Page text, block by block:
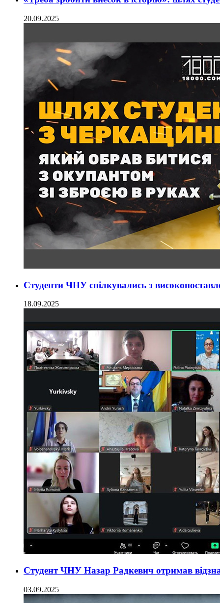
20.09.2025
Студенти ЧНУ спілкувались з
18.09.2025
Студент ЧНУ Назар Радкевич отримав
03.09.2025